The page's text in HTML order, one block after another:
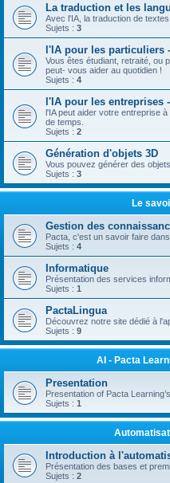
La traduction et les
Avec l'IA, la traduction de
Sujets : 3
l'IA pour les particuliers
Vous êtes étudiant, retraité, ou
peut- vous aider au quotidien !
Sujets : 4
l'IA pour les
l'IA peut aider votre entreprise
de temps.
Sujets : 2
Génération d'objets 3D
Vous pouvez générer des
Sujets : 3
Le
Gestion des
Pacta, c'est un savoir faire
Sujets : 4
Informatique
Présentation des services
Sujets : 1
PactaLingua
Découvrez notre site dédié à
Sujets : 9
AI - Pacta
Presentation
Presentation of Pacta
Sujets : 1
Introduction à
Présentation des bases et
Sujets : 2